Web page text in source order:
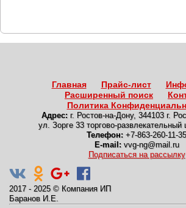
Главная Прайс-лист
Расширенный поиск
Политика
Адрес: г. Ростов-на-Дону, 344103 г.
ул. Зорге 33 торгово-развлекательный
Телефон: +7-863-260-11-35
E-mail: vvg-ng@mail.ru
Подписаться на рассылку
2017 - 2025 © Компания ИП
Баранов И.Е.